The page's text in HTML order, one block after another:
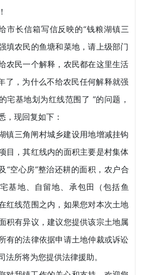
市长信箱写信反映的“钱粮湖镇三
填农民的鱼塘和菜地，请上级部门
农民一个解释，农民都在这里生活
了，为什么不给农民任何解释就强
宅基地划为红线范围了 ”的问题，
，现回复如下：
镇三角闸村城乡建设用地增减挂钩
目，其红线内的面积主要是村集体
“空心房”整治还耕的面积，农户合
基地、自留地、承包田（包括鱼
红线范围之内，如果您对本次土地
积有异议，建议您提供该宗土地属
有的法律依据申请土地仲裁或诉讼
法所将为您提供法律援助。